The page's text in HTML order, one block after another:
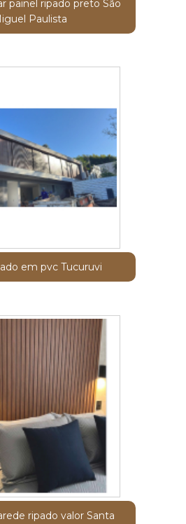
painel ripado preto São
Paulista
em pvc Tucuruvi
ripado valor Santa